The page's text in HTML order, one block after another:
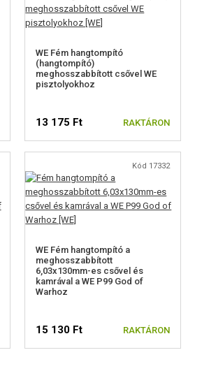
WE Fém hangtompító
(hangtompító)
meghosszabbított csővel WE
pisztolyokhoz
13 175 Ft RAKTÁRON
Kód 17332
WE Fém hangtompító a
meghosszabbított
6,03x130mm-es csővel és
kamrával a WE P99 God of
Warhoz
15 130 Ft RAKTÁRON